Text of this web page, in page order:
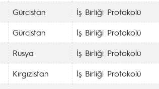
Gürcistan İş Birliği Protokolü
Gürcistan İş Birliği Protokolü
Rusya İş Birliği Protokolü
Kırgızistan İş Birliği Protokolü